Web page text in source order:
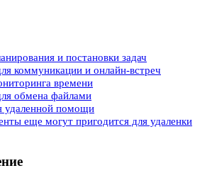
и постановки задач
коммуникации и онлайн-встреч
времени
обмена файлами
удаленной помощи
еще могут пригодится для удаленки